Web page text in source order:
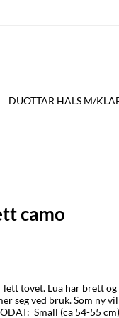
DUOTTAR HALS M/
camo
tovet. Lua har brett
seg ved bruk. Som ny